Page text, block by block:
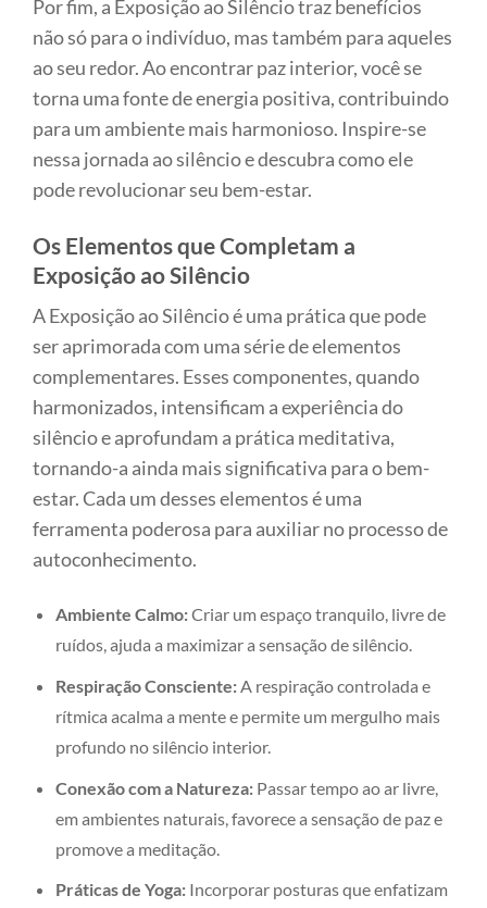
Por fim, a Exposição ao Silêncio traz benefícios
não só para o indivíduo, mas também para aqueles
ao seu redor. Ao encontrar paz interior, você se
torna uma fonte de energia positiva, contribuindo
para um ambiente mais harmonioso. Inspire-se
nessa jornada ao silêncio e descubra como ele
pode revolucionar seu bem-estar.
Os Elementos que Completam a
Exposição ao Silêncio
A Exposição ao Silêncio é uma prática que pode
ser aprimorada com uma série de elementos
complementares. Esses componentes, quando
harmonizados, intensificam a experiência do
silêncio e aprofundam a prática meditativa,
tornando-a ainda mais significativa para o bem-
estar. Cada um desses elementos é uma
ferramenta poderosa para auxiliar no processo de
autoconhecimento.
Ambiente Calmo:Criar um espaço tranquilo, livre de
ruídos, ajuda a maximizar a sensação de silêncio.
Respiração Consciente:A respiração controlada e
rítmica acalma a mente e permite um mergulho mais
profundo no silêncio interior.
Conexão com a Natureza:Passar tempo ao ar livre,
em ambientes naturais, favorece a sensação de paz e
promove a meditação.
Práticas de Yoga:Incorporar posturas que enfatizam